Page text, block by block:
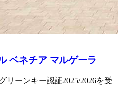
ベネチア マルゲーラ
リーンキー認証2025/2026を受